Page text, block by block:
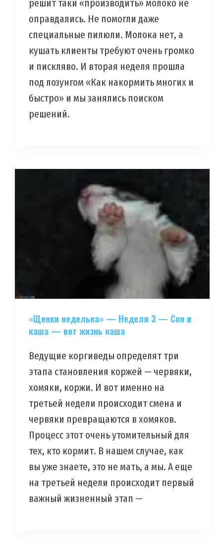
решит таки «производить» молоко не
оправдались. Не помогли даже
специальные пилюли. Молока нет, а
кушать клиенты требуют очень громко
и пискляво. И вторая неделя прошла
под лозунгом «Как накормить многих и
быстро» и мы занялись поиском
решений.
«Щенки неделька» — Неделя 3 — Сон и
каша — вот жизнь наша
Ведущие коргиведы определят три
этапа становления коржей — червяки,
хомяки, коржи. И вот именно на
третьей недели происходит смена и
червяки превращаются в хомяков.
Процесс этот очень утомительный для
тех, кто кормит. В нашем случае, как
вы уже знаете, это не мать, а мы. А еще
на третьей недели происходит первый
важный жизненный этап —